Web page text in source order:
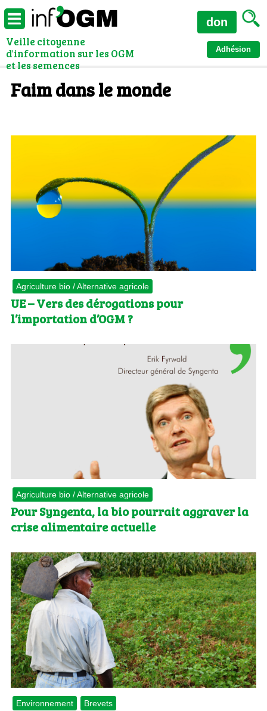
Veille citoyenne
d'information sur les OGM
et les semences
Adhésion
don
Faim dans le monde
Agriculture bio / Alternative agricole
UE – Vers des dérogations pour
l’importation d’OGM ?
Agriculture bio / Alternative agricole
Pour Syngenta, la bio pourrait aggraver la
crise alimentaire actuelle
Environnement Brevets